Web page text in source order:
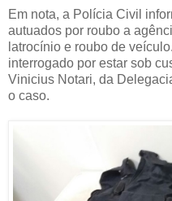
Em nota, a Polícia Civil
autuados por roubo a
latrocínio e roubo de
interrogado por estar sob
Vinicius Notari, da
o caso.